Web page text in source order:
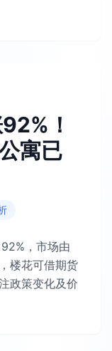
！
寓已
，市场由
楼花可借期货
政策变化及价